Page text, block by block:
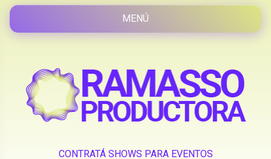
CONTRATÁ SHOWS PARA EVENTOS